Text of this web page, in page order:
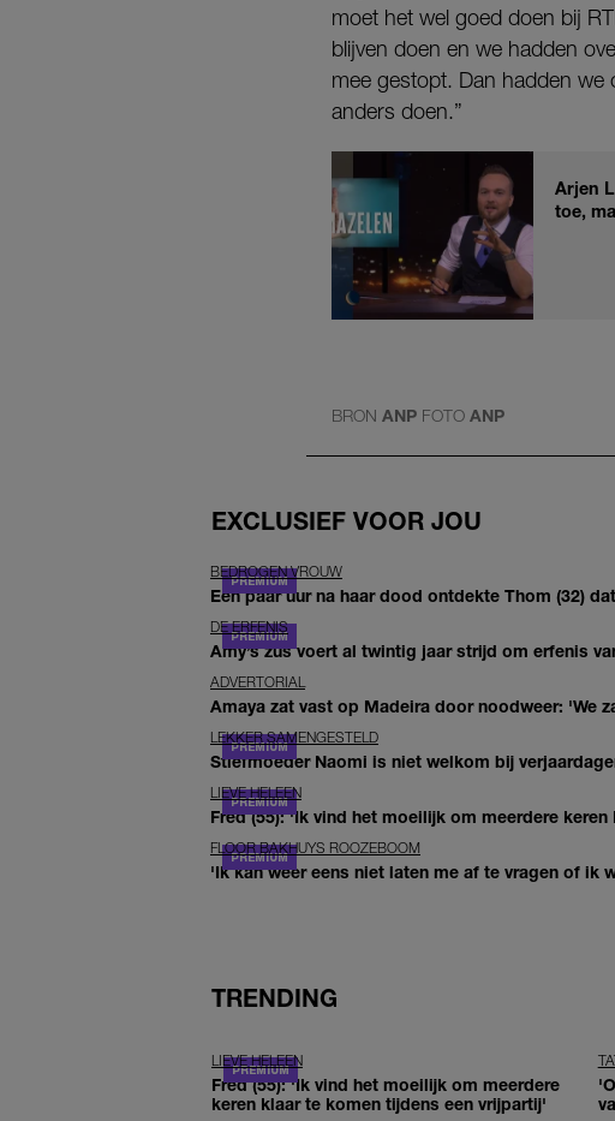
moet het wel goed doen bij
blijven doen en we hadden
mee gestopt. Dan hadden we
anders doen.”
Arjen
toe,
BRON ANP FOTO ANP
EXCLUSIEF VOOR JOU
BEDROGEN VROUW
Een paar uur na haar dood ontdekte Thom (32)
DE ERFENIS
Amy’s zus voert al twintig jaar strijd om erfenis
ADVERTORIAL
Amaya zat vast op Madeira door noodweer: 'We
LEKKER SAMENGESTELD
Stiefmoeder Naomi is niet welkom bij
LIEVE HELEEN
Fred (55): 'Ik vind het moeilijk om meerdere
FLOOR BAKHUYS ROOZEBOOM
'Ik kan weer eens niet laten me af te vragen of ik
TRENDING
LIEVE HELEEN
Fred (55): 'Ik vind het moeilijk om meerdere
keren klaar te komen tijdens een vrijpartij'